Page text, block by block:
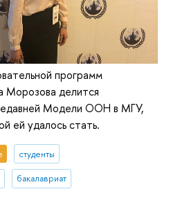
программ
Морозова делится
Модели ООН в МГУ,
ей удалось стать.
студенты
бакалавриат